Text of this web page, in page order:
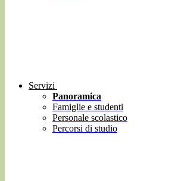
Servizi
Panoramica
Famiglie e studenti
Personale scolastico
Percorsi di studio